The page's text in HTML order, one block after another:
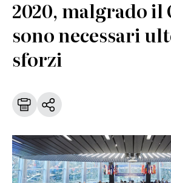
2020, malgrado il
sono necessari
sforzi